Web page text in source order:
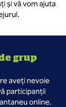
și vă vom ajuta
grup
aveți nevoie
participanții
online.